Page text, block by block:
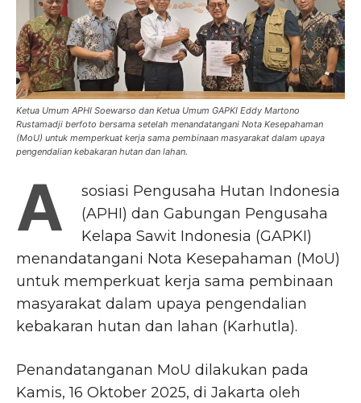
Ketua Umum APHI Soewarso dan Ketua Umum GAPKI Eddy Martono
Rustamadji berfoto bersama setelah menandatangani Nota Kesepahaman
(MoU) untuk memperkuat kerja sama pembinaan masyarakat dalam upaya
pengendalian kebakaran hutan dan lahan.
A
sosiasi Pengusaha Hutan Indonesia
(APHI) dan Gabungan Pengusaha
Kelapa Sawit Indonesia (GAPKI)
menandatangani Nota Kesepahaman (MoU)
untuk memperkuat kerja sama pembinaan
masyarakat dalam upaya pengendalian
kebakaran hutan dan lahan (Karhutla).
Penandatanganan MoU dilakukan pada
Kamis, 16 Oktober 2025, di Jakarta oleh